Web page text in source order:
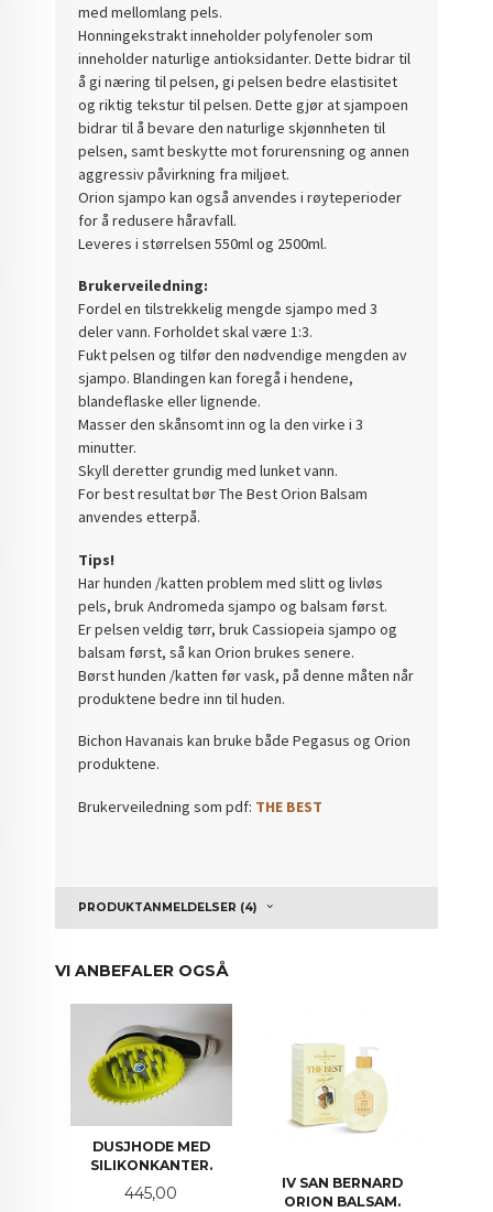
med mellomlang pels.
Honningekstrakt inneholder polyfenoler som
inneholder naturlige antioksidanter. Dette bidrar til
å gi næring til pelsen, gi pelsen bedre elastisitet
og riktig tekstur til pelsen. Dette gjør at sjampoen
bidrar til å bevare den naturlige skjønnheten til
pelsen, samt beskytte mot forurensning og annen
aggressiv påvirkning fra miljøet.
Orion sjampo kan også anvendes i røyteperioder
for å redusere håravfall.
Leveres i størrelsen 550ml og 2500ml.
Brukerveiledning:
Fordel en tilstrekkelig mengde sjampo med 3
deler vann. Forholdet skal være 1:3.
Fukt pelsen og tilfør den nødvendige mengden av
sjampo. Blandingen kan foregå i hendene,
blandeflaske eller lignende.
Masser den skånsomt inn og la den virke i 3
minutter.
Skyll deretter grundig med lunket vann.
For best resultat bør The Best Orion Balsam
anvendes etterpå.
Tips!
Har hunden /katten problem med slitt og livløs
pels, bruk Andromeda sjampo og balsam først.
Er pelsen veldig tørr, bruk Cassiopeia sjampo og
balsam først, så kan Orion brukes senere.
Børst hunden /katten før vask, på denne måten når
produktene bedre inn til huden.
Bichon Havanais kan bruke både Pegasus og Orion
produktene.
Brukerveiledning som pdf: THE BEST
PRODUKTANMELDELSER (4)
VI ANBEFALER OGSÅ
DUSJHODE MED
SILIKONKANTER.
Pris
445,00
IV SAN BERNARD
ORION BALSAM.